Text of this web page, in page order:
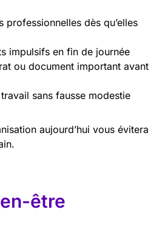
professionnelles dès qu’elles
impulsifs en fin de journée
ou document important avant
sans fausse modestie
aujourd’hui vous évitera
être